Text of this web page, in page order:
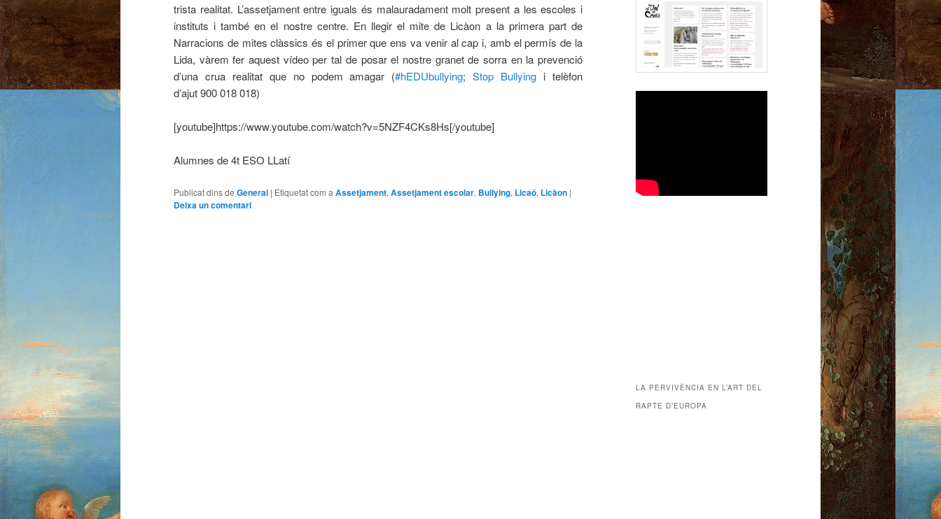
trista realitat. L’assetjament entre iguals és malauradament molt present a les escoles i
instituts i també en el nostre centre. En llegir el mite de Licàon a la primera part de
Narracions de mites clàssics és el primer que ens va venir al cap i, amb el permís de la
Lida, vàrem fer aquest vídeo per tal de posar el nostre granet de sorra en la prevenció
d’una crua realitat que no podem amagar (#hEDUbullying;Stop Bullying i telèfon
d’ajut 900 018 018)
[youtube]https://www.youtube.com/watch?v=5NZF4CKs8Hs[/youtube]
Alumnes de 4t ESO LLatí
Publicat dins de General | Etiquetat com a Assetjament, Assetjament escolar, Bullying, Licaó, Licàon |
Deixa un comentari
LA PERVIVÈNCIA EN L’ART DEL
RAPTE D’EUROPA